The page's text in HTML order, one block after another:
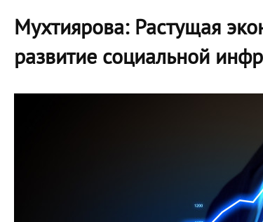
Мухтиярова: Растущая
развитие социальной